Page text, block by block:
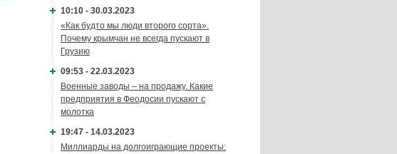
10:10 - 30.03.2023
«Как будто мы люди второго сорта».
Почему крымчан не всегда пускают в
Грузию
09:53 - 22.03.2023
Военные заводы – на продажу. Какие
предприятия в Феодосии пускают с
молотка
19:47 - 14.03.2023
Миллиарды на долгоиграющие проекты: